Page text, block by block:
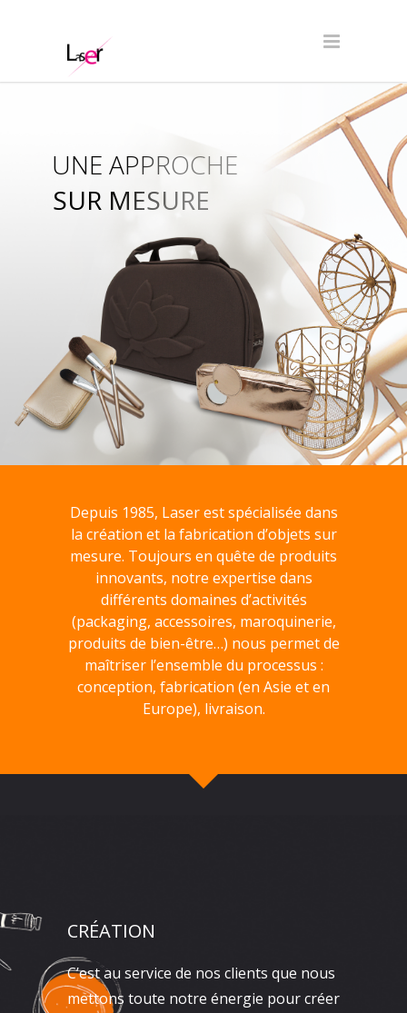
SUR MESURE
UNE APPROCHE
Depuis 1985, Laser est spécialisée dans
la création et la fabrication d’objets sur
mesure. Toujours en quête de produits
innovants, notre expertise dans
différents domaines d’activités
(packaging, accessoires, maroquinerie,
produits de bien-être…) nous permet de
maîtriser l’ensemble du processus :
conception, fabrication (en Asie et en
Europe), livraison.
CRÉATION
C’est au service de nos clients que nous
mettons toute notre énergie pour créer